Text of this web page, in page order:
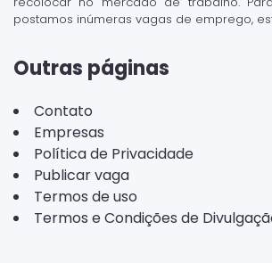
postamos inúmeras vagas de emprego,
Outras páginas
Contato
Empresas
Política de Privacidade
Publicar vaga
Termos de uso
Termos e Condições de